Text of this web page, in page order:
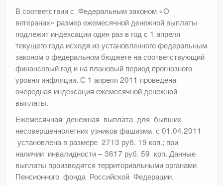
В соответствии с Федеральным законом «О
ветеранах» размер ежемесячной денежной выплаты
подлежит индексации один раз в год с 1 апреля
текущего года исходя из установленного федеральным
законом о федеральном бюджете на соответствующий
финансовый год и на плановый период прогнозного
уровня инфляции. С 1 апреля 2011 проведена
очередная индексация ежемесячной денежной
выплаты.
Ежемесячная денежная выплата для бывших
несовершеннолетних узников фашизма с 01.04.2011
установлена в размере 2713 руб. 19 коп.; при
наличии инвалидности – 3617 руб. 59 коп. Данные
выплаты производятся территориальными органами
Пенсионного фонда Российской Федерации.